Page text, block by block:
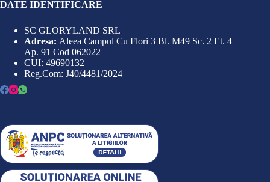
DATE IDENTIFICARE
SC GLORYLAND SRL
Adresa: Aleea Campul Cu Flori 3 Bl. M49 Sc. 2 Et. 4
Ap. 91 Cod 062022
CUI: 49690132
Reg.Com: J40/4481/2024